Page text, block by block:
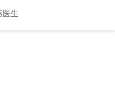
医生